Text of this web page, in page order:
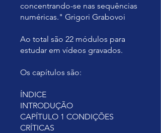
concentrando-se nas sequências
numéricas." Grigori Grabovoi
Ao total são 22 módulos para
estudar em vídeos gravados.
Os capítulos são:
ÍNDICE
INTRODUÇÃO
CAPÍTULO 1 CONDIÇÕES
CRÍTICAS